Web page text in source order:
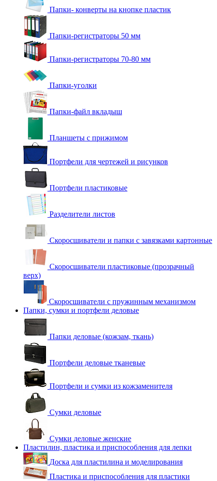
Папки- конверты на кнопке пластик
Папки-регистраторы 50 мм
Папки-регистраторы 70-80 мм
Папки-уголки
Папки-файл вкладыш
Планшеты с прижимом
Портфели для чертежей и рисунков
Портфели пластиковые
Разделители листов
Скоросшиватели и папки с завязками картонные
Скоросшиватели пластиковые (прозрачный
верх)
Скоросшиватели с пружинным механизмом
Папки, сумки и портфели деловые
Папки деловые (кожзам, ткань)
Портфели деловые тканевые
Портфели и сумки из кожзаменителя
Сумки деловые
Сумки деловые женские
Пластилин, пластика и приспособления для лепки
Доска для пластилина и моделирования
Пластика и приспособления для пластики